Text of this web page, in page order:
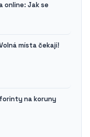
online: Jak se
místa čekají!
forinty na koruny